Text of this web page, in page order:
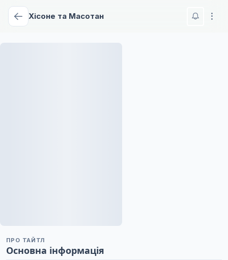
Хісоне та Масотан
ПРО ТАЙТЛ
Основна інформація